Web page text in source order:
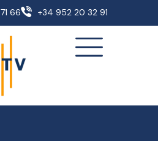
66 +34 952 20 32 91